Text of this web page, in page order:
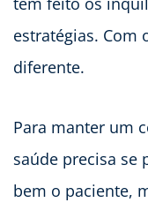
estratégias. Com
diferente.
Para manter um
saúde precisa se
bem o paciente,